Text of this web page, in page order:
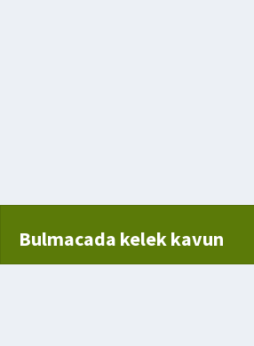
Bulmacada kelek kavun